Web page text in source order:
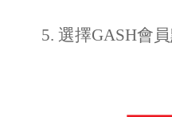
5. 選擇GASH會